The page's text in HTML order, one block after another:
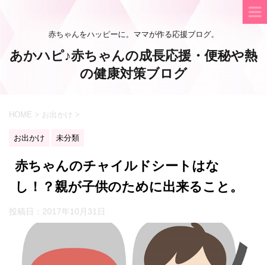
赤ちゃんをハッピーに。ママが作る応援ブログ。
あかハピ♪赤ちゃんの成長応援・便秘や熱
の健康対策ブログ
HOME > お出かけ >
お出かけ 未分類
赤ちゃんのチャイルドシートはな
し！？親が子供のために出来ること。
投稿日： 2017年10月31日